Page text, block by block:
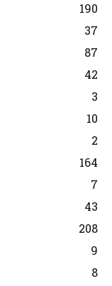
190
37
87
42
3
10
2
164
7
43
208
9
8